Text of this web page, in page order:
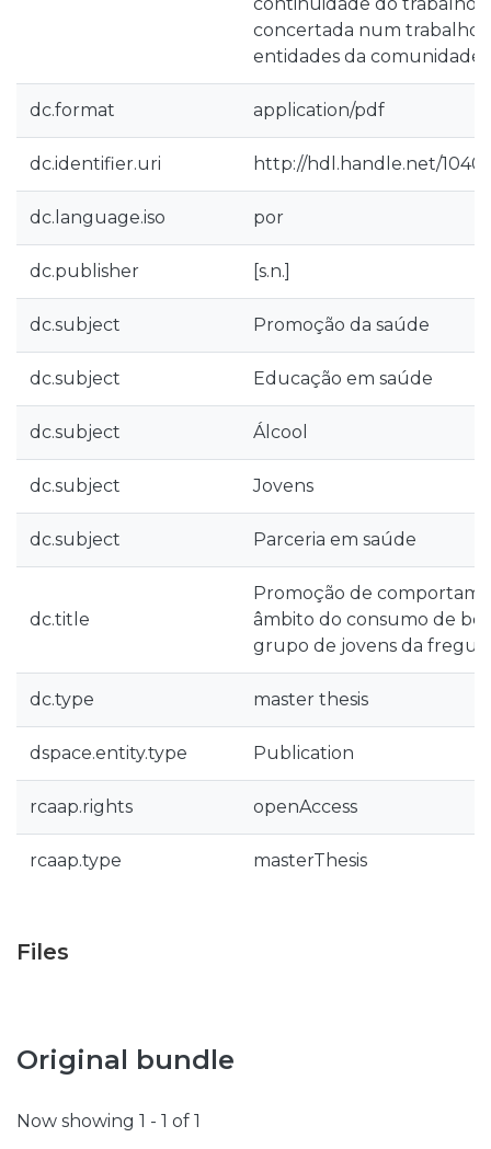
concertada num trabalho
entidades da comunidade.
dc.format application/pdf
dc.identifier.uri http://hdl.handle.net/
dc.language.iso por
dc.publisher [s.n.]
dc.subject Promoção da saúde
dc.subject Educação em saúde
dc.subject Álcool
dc.subject Jovens
dc.subject Parceria em saúde
dc.title
Promoção de
âmbito do consumo de
grupo de jovens da
dc.type master thesis
dspace.entity.type Publication
rcaap.rights openAccess
rcaap.type masterThesis
Files
Original bundle
Now showing 1 - 1 of 1